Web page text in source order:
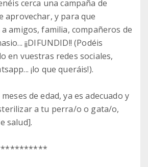
cerca una campaña de
aprovechar, y para que
amigos, familia, compañeros de
¡¡DIFUNDID!! (Podéis
en vuestras redes sociales,
¡lo que queráis!).
de edad, ya es adecuado y
a tu perra/o o gata/o,
salud].